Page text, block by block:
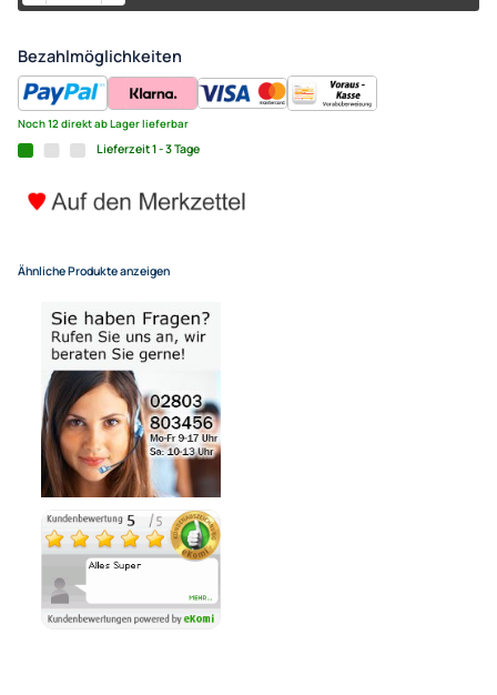
UVP 20,98 € *
16,45 €
Alle Preise inkl. gesetzlicher MwSt.
+ EUR 4,55 Versandkosten
(Deutsche Inseln 14,90 EUR Aufschlag / pro Paket)
Bezahlmöglichkeiten
Noch 12 direkt ab Lager lieferbar
Lieferzeit 1 - 3 Tage
Ähnliche Produkte anzeigen